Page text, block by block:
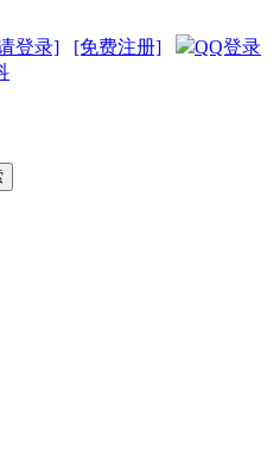
登录] [免费注册]
QQ登录